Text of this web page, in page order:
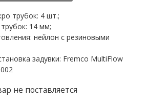
трубок: 4 шт.;
14 мм;
нейлон с резиновыми
задувки: Fremco MultiFlow
не поставляется